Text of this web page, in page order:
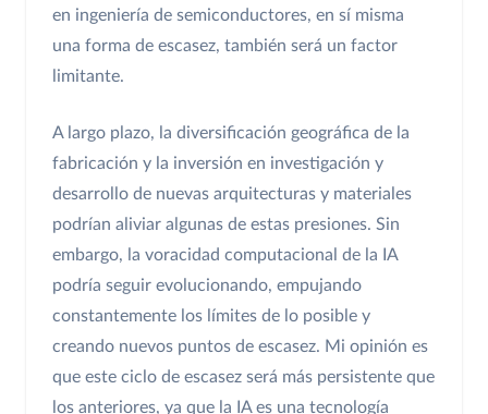
en ingeniería de semiconductores, en sí misma
una forma de escasez, también será un factor
limitante.
A largo plazo, la diversificación geográfica de la
fabricación y la inversión en investigación y
desarrollo de nuevas arquitecturas y materiales
podrían aliviar algunas de estas presiones. Sin
embargo, la voracidad computacional de la IA
podría seguir evolucionando, empujando
constantemente los límites de lo posible y
creando nuevos puntos de escasez. Mi opinión es
que este ciclo de escasez será más persistente que
los anteriores, ya que la IA es una tecnología